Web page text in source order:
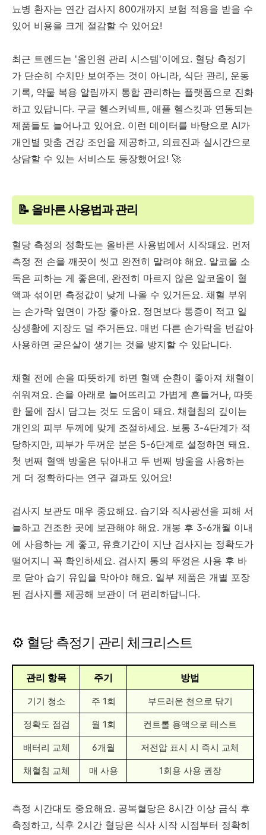
뇨병 환자는 연간 검사지 800개까지 보험 적용을 받을 수
있어 비용을 크게 절감할 수 있어요!
최근 트렌드는 '올인원 관리 시스템'이에요. 혈당 측정기
가 단순히 수치만 보여주는 것이 아니라, 식단 관리, 운동
기록, 약물 복용 알림까지 통합 관리하는 플랫폼으로 진화
하고 있답니다. 구글 헬스커넥트, 애플 헬스킷과 연동되는
제품들도 늘어나고 있어요. 이런 데이터를 바탕으로 AI가
개인별 맞춤 건강 조언을 제공하고, 의료진과 실시간으로
상담할 수 있는 서비스도 등장했어요! 🚀
📝 올바른 사용법과 관리
혈당 측정의 정확도는 올바른 사용법에서 시작돼요. 먼저
측정 전 손을 깨끗이 씻고 완전히 말려야 해요. 알코올 소
독은 피하는 게 좋은데, 완전히 마르지 않은 알코올이 혈
액과 섞이면 측정값이 낮게 나올 수 있거든요. 채혈 부위
는 손가락 옆면이 가장 좋아요. 정면보다 통증이 적고 일
상생활에 지장도 덜 주거든요. 매번 다른 손가락을 번갈아
사용하면 굳은살이 생기는 것을 방지할 수 있답니다.
채혈 전에 손을 따뜻하게 하면 혈액 순환이 좋아져 채혈이
쉬워져요. 손을 아래로 늘어뜨리고 가볍게 흔들거나, 따뜻
한 물에 잠시 담그는 것도 도움이 돼요. 채혈침의 깊이는
개인의 피부 두께에 맞게 조절하세요. 보통 3-4단계가 적
당하지만, 피부가 두꺼운 분은 5-6단계로 설정하면 돼요.
첫 번째 혈액 방울은 닦아내고 두 번째 방울을 사용하는
게 더 정확하다는 연구 결과도 있어요!
검사지 보관도 매우 중요해요. 습기와 직사광선을 피해 서
늘하고 건조한 곳에 보관해야 해요. 개봉 후 3-6개월 이내
에 사용하는 게 좋고, 유효기간이 지난 검사지는 정확도가
떨어지니 꼭 확인하세요. 검사지 통의 뚜껑은 사용 후 바
로 닫아 습기 유입을 막아야 해요. 일부 제품은 개별 포장
된 검사지를 제공해 보관이 더 편리하답니다.
⚙️ 혈당 측정기 관리 체크리스트
관리 항목 주기 방법
기기 청소 주 1회 부드러운 천으로 닦기
정확도 점검 월 1회 컨트롤 용액으로 테스트
배터리 교체 6개월 저전압 표시 시 즉시 교체
채혈침 교체 매 사용 1회용 사용 권장
측정 시간대도 중요해요. 공복혈당은 8시간 이상 금식 후
측정하고, 식후 2시간 혈당은 식사 시작 시점부터 정확히